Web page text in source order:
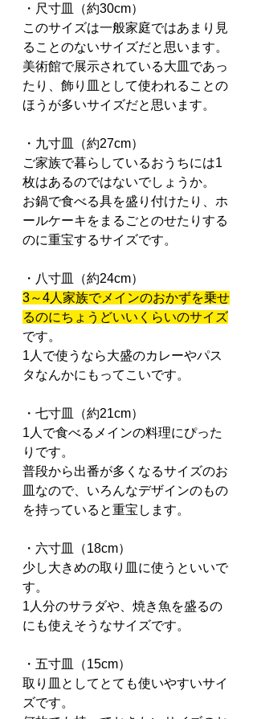
・尺寸皿（約30cm）
このサイズは一般家庭ではあまり見
ることのないサイズだと思います。
美術館で展示されている大皿であっ
たり、飾り皿として使われることの
ほうが多いサイズだと思います。
・九寸皿（約27cm）
ご家族で暮らしているおうちには1
枚はあるのではないでしょうか。
お鍋で食べる具を盛り付けたり、ホ
ールケーキをまるごとのせたりする
のに重宝するサイズです。
・八寸皿（約24cm）
3～4人家族でメインのおかずを乗せ
るのにちょうどいいくらいのサイズ
です。
1人で使うなら大盛のカレーやパス
タなんかにもってこいです。
・七寸皿（約21cm）
1人で食べるメインの料理にぴった
りです。
普段から出番が多くなるサイズのお
皿なので、いろんなデザインのもの
を持っていると重宝します。
・六寸皿（18cm）
少し大きめの取り皿に使うといいで
す。
1人分のサラダや、焼き魚を盛るの
にも使えそうなサイズです。
・五寸皿（15cm）
取り皿としてとても使いやすいサイ
ズです。